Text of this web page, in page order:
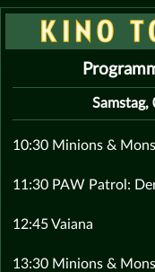
Samstag,
10:30 Minions &
11:30 PAW Patrol:
12:45 Vaiana
13:30 Minions &